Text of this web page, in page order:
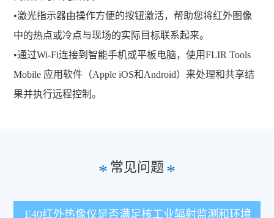
•激光指示器由操作方便的按钮激活，帮助您将红外图像
中的热点或冷点与现场的实际目标联系起来。
•通过Wi-Fi连接到智能手机或平板电脑，使用FLIR Tools
Mobile 应用软件（Apple iOS和Android）来处理和共享结
果并执行远程控制。
* 常见问题 *
E40红外热像仪是否满足核工业辐射监测和环境